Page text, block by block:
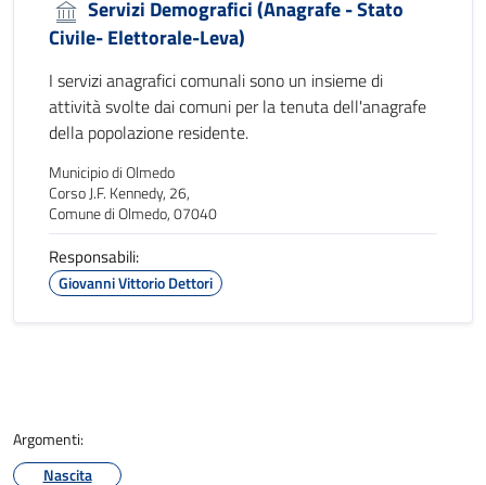
Servizi Demografici (Anagrafe - Stato
Civile- Elettorale-Leva)
I servizi anagrafici comunali sono un insieme di
attività svolte dai comuni per la tenuta dell'anagrafe
della popolazione residente.
Municipio di Olmedo
Corso J.F. Kennedy, 26,
Comune di Olmedo, 07040
Responsabili:
Giovanni Vittorio Dettori
Argomenti:
Nascita